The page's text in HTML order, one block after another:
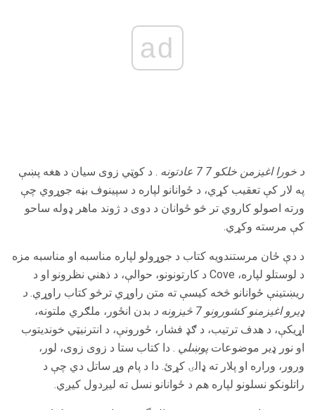
ad
د خورا اغیزمن خلکو 7 7 عادتونه
. د کوټي زوی سیان د هغه پښې
په لار کې تعقیب کړي، د ځوانانو لپاره د سپینوف بڼه جوړوي چې
ورته اصولو کاروي تر څو ځوانان د دوی د ژوند ماهر ډوله ساحو
کې مرسته وکړي.
د دې ځان مرستندویه کتاب د جوړولو لپاره مناسبه او مناسبه مزه
د لوستلو لپاره، Cove د کارتونونو، حوالې، د ذهني نظرونو او د
ریښتینې ځوانانو څخه کیسې ته متن راوړي ترڅو کتاب راوړي. د
ډیرو اغیزمنو کشورونو 7 څیزونه د
بدن انځور، ملګري ملتونه،
اړیکې، د هدف ترتیب، د ګډ فشار، ځورونې، د انترنیټي خوندیتوب
او نور ډیر موضوعات پوښلي . دا کتاب ستا د زوى زوی، لور،
ورور، وراره او پلار ته ډالۍ کړئ. دا د پام وړ ساتل دي چې د
راتلونکو نسلونو لپاره هم د ځوانانو نسل ته لیږدول کیږي.